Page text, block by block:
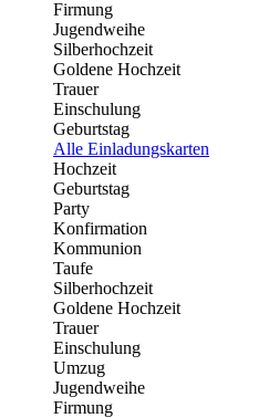
Firmung
Jugendweihe
Silberhochzeit
Goldene Hochzeit
Trauer
Einschulung
Geburtstag
Alle Einladungskarten
Hochzeit
Geburtstag
Party
Konfirmation
Kommunion
Taufe
Silberhochzeit
Goldene Hochzeit
Trauer
Einschulung
Umzug
Jugendweihe
Firmung